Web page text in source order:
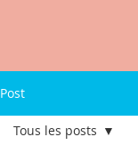
Post
Tous les posts